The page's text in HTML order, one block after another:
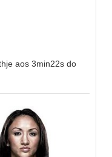
aos 3min22s do